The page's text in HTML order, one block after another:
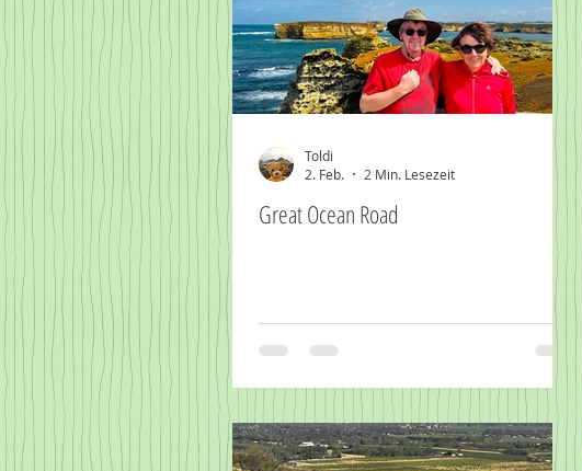
Great Ocean Road
Toldi
2. Feb.
2 Min. Lesezeit